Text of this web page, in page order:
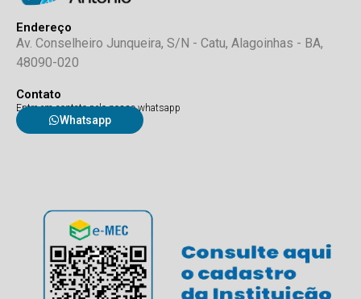
Endereço
Av. Conselheiro Junqueira, S/N - Catu, Alagoinhas - BA,
48090-020
Contato
Entre em contato pelo nosso whatsapp
Whatsapp